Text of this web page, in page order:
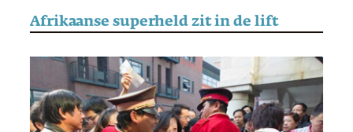
Afrikaanse superheld zit in de lift